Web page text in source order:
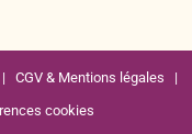
| CGV & Mentions légales |
cookies